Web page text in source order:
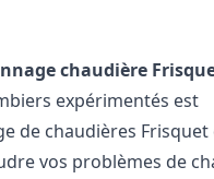
chaudière
expérimentés est
de chaudières Frisquet
vos problèmes de